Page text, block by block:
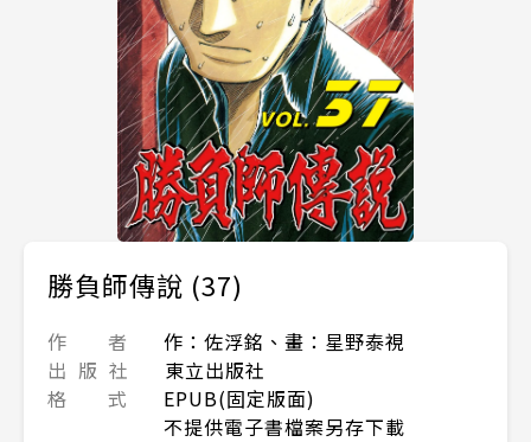
勝負師傳說 (37)
作 者
作：佐浮銘、畫：星野泰視
出 版 社
東立出版社
格 式
EPUB(固定版面)
不提供電子書檔案另存下載